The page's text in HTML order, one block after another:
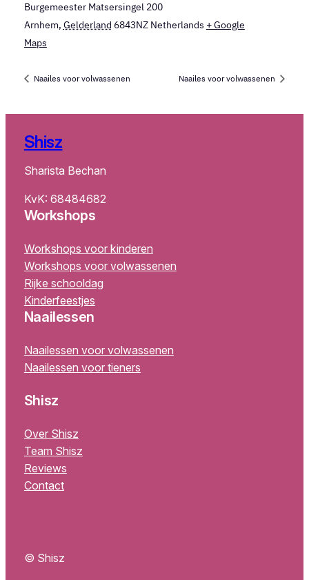
Burgemeester Matsersingel 200
Arnhem, Gelderland 6843NZ Netherlands + Google
Maps
Naailes voor volwassenen Naailes voor volwassenen
Shisz
Sharista Bechan
KvK: 68484682
Workshops
Workshops voor kinderen
Workshops voor volwassenen
Rijke schooldag
Kinderfeestjes
Naailessen
Naailessen voor volwassenen
Naailessen voor tieners
Shisz
Over Shisz
Team Shisz
Reviews
Contact
© Shisz